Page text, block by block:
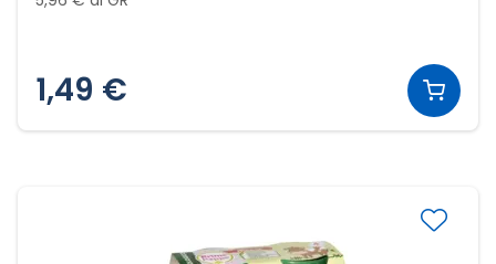
1,49 €